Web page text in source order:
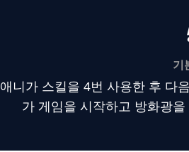
기
애니가 스킬을 4번 사용한 후 다
가 게임을 시작하고 방화광